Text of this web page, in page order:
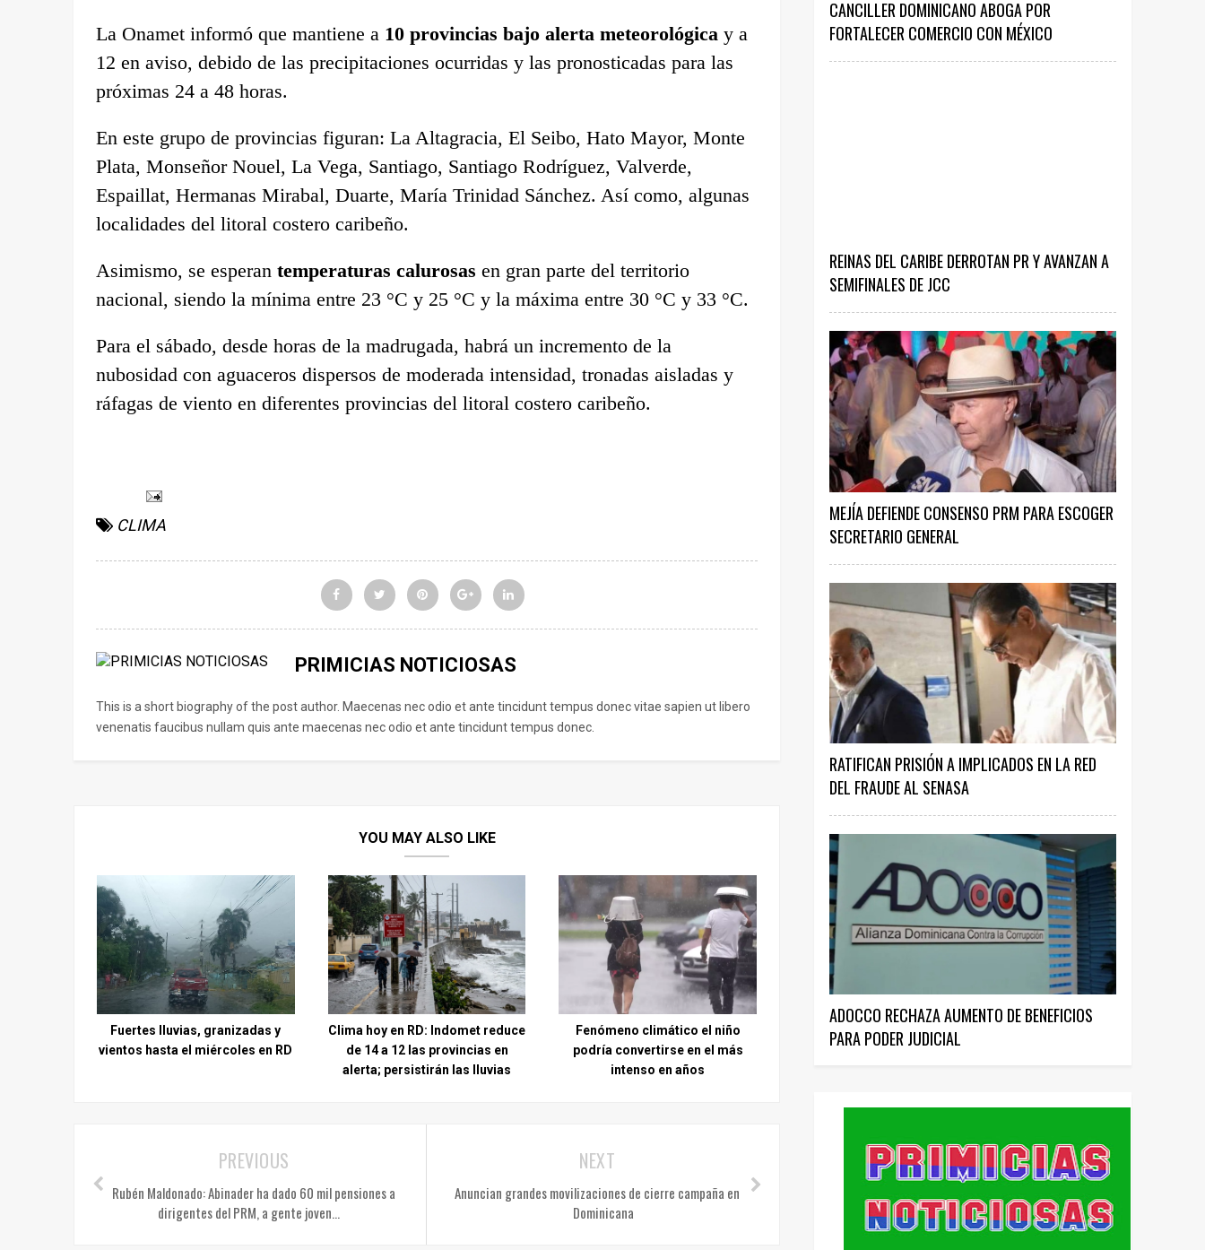
La Onamet informó que mantiene a 10 provincias bajo alerta meteorológica y a
12 en aviso, debido de las precipitaciones ocurridas y las pronosticadas para las
próximas 24 a 48 horas.
En este grupo de provincias figuran: La Altagracia, El Seibo, Hato Mayor, Monte
Plata, Monseñor Nouel, La Vega, Santiago, Santiago Rodríguez, Valverde,
Espaillat, Hermanas Mirabal, Duarte, María Trinidad Sánchez. Así como, algunas
localidades del litoral costero caribeño.
Asimismo, se esperan temperaturas calurosas en gran parte del territorio
nacional, siendo la mínima entre 23 °C y 25 °C y la máxima entre 30 °C y 33 °C.
Para el sábado, desde horas de la madrugada, habrá un incremento de la
nubosidad con aguaceros dispersos de moderada intensidad, tronadas aisladas y
ráfagas de viento en diferentes provincias del litoral costero caribeño.
CLIMA
PRIMICIAS NOTICIOSAS
This is a short biography of the post author. Maecenas nec odio et ante tincidunt tempus donec vitae sapien ut libero
venenatis faucibus nullam quis ante maecenas nec odio et ante tincidunt tempus donec.
YOU MAY ALSO LIKE
Fuertes lluvias, granizadas y
vientos hasta el miércoles en RD
Clima hoy en RD: Indomet reduce
de 14 a 12 las provincias en
alerta; persistirán las lluvias
Fenómeno climático el niño
podría convertirse en el más
intenso en años
NEXT
Anuncian grandes movilizaciones de cierre campaña en
Dominicana
PREVIOUS
Rubén Maldonado: Abinader ha dado 60 mil pensiones a
dirigentes del PRM, a gente joven...
CANCILLER DOMINICANO ABOGA POR
FORTALECER COMERCIO CON MÉXICO
REINAS DEL CARIBE DERROTAN PR Y AVANZAN A
SEMIFINALES DE JCC
MEJÍA DEFIENDE CONSENSO PRM PARA ESCOGER
SECRETARIO GENERAL
RATIFICAN PRISIÓN A IMPLICADOS EN LA RED
DEL FRAUDE AL SENASA
ADOCCO RECHAZA AUMENTO DE BENEFICIOS
PARA PODER JUDICIAL